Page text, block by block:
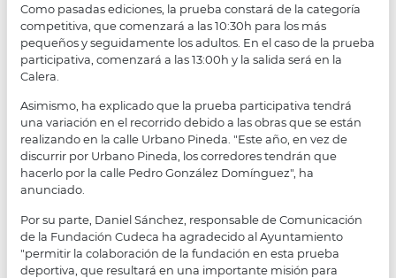
Como pasadas ediciones, la prueba constará de la categoría
competitiva, que comenzará a las 10:30h para los más
pequeños y seguidamente los adultos. En el caso de la prueba
participativa, comenzará a las 13:00h y la salida será en la
Calera.
Asimismo, ha explicado que la prueba participativa tendrá
una variación en el recorrido debido a las obras que se están
realizando en la calle Urbano Pineda. "Este año, en vez de
discurrir por Urbano Pineda, los corredores tendrán que
hacerlo por la calle Pedro González Domínguez", ha
anunciado.
Por su parte, Daniel Sánchez, responsable de Comunicación
de la Fundación Cudeca ha agradecido al Ayuntamiento
"permitir la colaboración de la fundación en esta prueba
deportiva, que resultará en una importante misión para